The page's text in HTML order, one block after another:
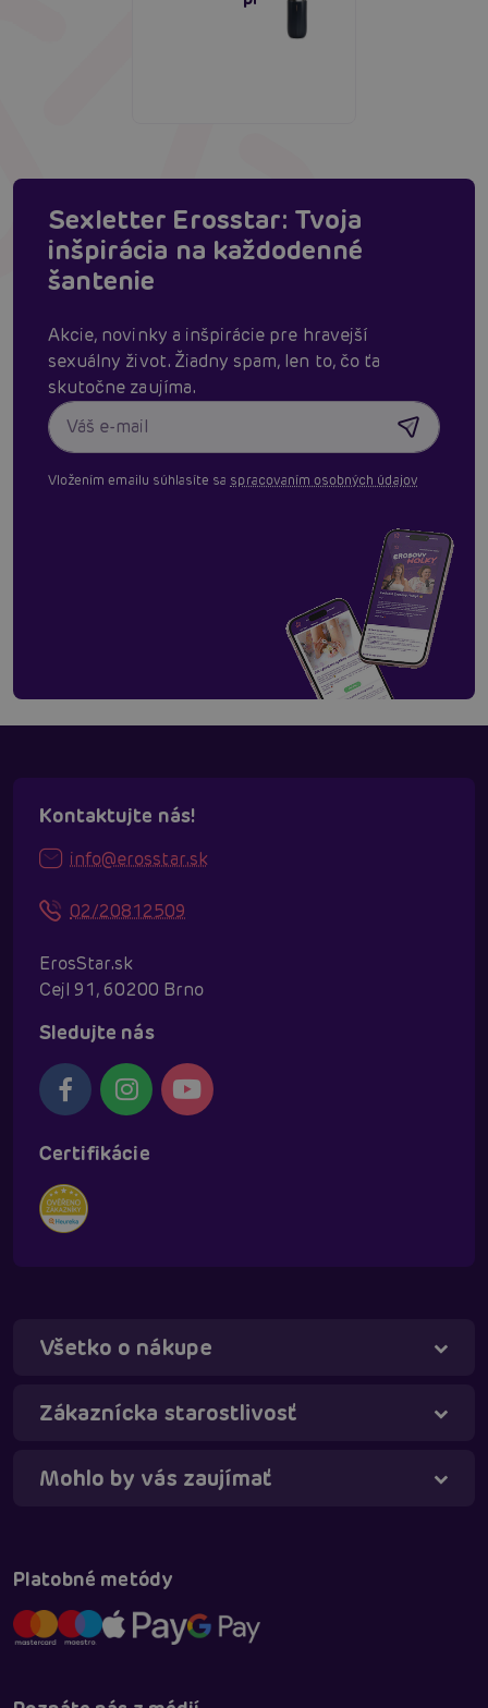
Sexletter Erosstar: Tvoja
inšpirácia na každodenné
šantenie
Akcie, novinky a inšpirácie pre hravejší
sexuálny život. Žiadny spam, len to, čo ťa
skutočne zaujíma.
Vložením emailu súhlasíte sa spracovaním osobných údajov
Kontaktujte nás!
info@erosstar.sk
02/20812509
ErosStar.sk
Cejl 91, 60200 Brno
Sledujte nás
Certifikácie
Všetko o nákupe
Zákaznícka starostlivosť
Mohlo by vás zaujímať
Platobné metódy
Táňa - virtuálna asistentka